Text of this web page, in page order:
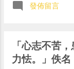
發佈留言
「心志不苦
力怯。」佚名